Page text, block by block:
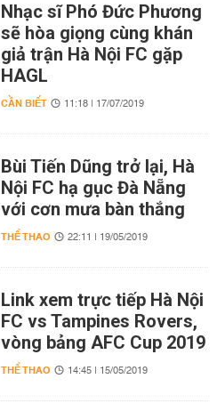
Nhạc sĩ Phó Đức Phương
sẽ hòa giọng cùng khán
giả trận Hà Nội FC gặp
HAGL
CẦN BIẾT 11:18 | 17/07/2019
Bùi Tiến Dũng trở lại, Hà
Nội FC hạ gục Đà Nẵng
với cơn mưa bàn thắng
THỂ THAO 22:11 | 19/05/2019
Link xem trực tiếp Hà Nội
FC vs Tampines Rovers,
vòng bảng AFC Cup 2019
THỂ THAO 14:45 | 15/05/2019